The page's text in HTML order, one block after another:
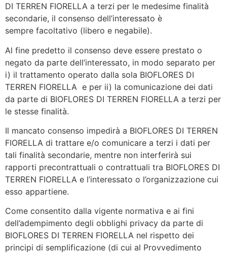
DI TERREN FIORELLA a terzi per le medesime finalità
secondarie, il consenso dell’interessato è
sempre facoltativo (libero e negabile).
Al fine predetto il consenso deve essere prestato o
negato da parte dell’interessato, in modo separato per
i) il trattamento operato dalla sola BIOFLORES DI
TERREN FIORELLA e per ii) la comunicazione dei dati
da parte di BIOFLORES DI TERREN FIORELLA a terzi per
le stesse finalità.
Il mancato consenso impedirà a BIOFLORES DI TERREN
FIORELLA di trattare e/o comunicare a terzi i dati per
tali finalità secondarie, mentre non interferirà sui
rapporti precontrattuali o contrattuali tra BIOFLORES DI
TERREN FIORELLA e l’interessato o l’organizzazione cui
esso appartiene.
Come consentito dalla vigente normativa e ai fini
dell’adempimento degli obblighi privacy da parte di
BIOFLORES DI TERREN FIORELLA nel rispetto dei
principi di semplificazione (di cui al Provvedimento